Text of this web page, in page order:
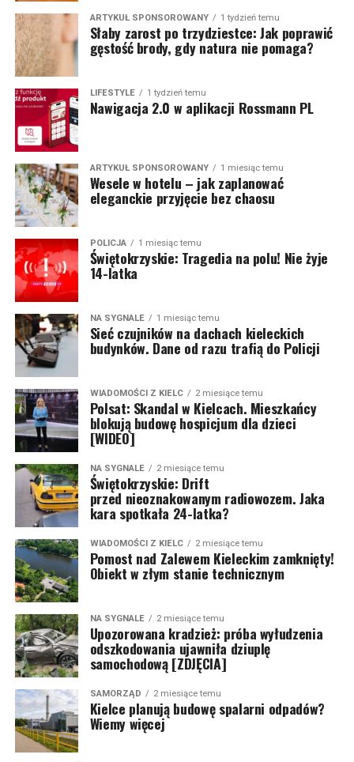
ARTYKUŁ SPONSOROWANY 1 tydzień temu
Słaby zarost po trzydziestce: Jak poprawić
gęstość brody, gdy natura nie pomaga?
LIFESTYLE 1 tydzień temu
Nawigacja 2.0 w aplikacji Rossmann PL
ARTYKUŁ SPONSOROWANY 1 miesiąc temu
Wesele w hotelu – jak zaplanować
eleganckie przyjęcie bez chaosu
POLICJA 1 miesiąc temu
Świętokrzyskie: Tragedia na polu! Nie żyje
14-latka
NA SYGNALE 1 miesiąc temu
Sieć czujników na dachach kieleckich
budynków. Dane od razu trafią do Policji
WIADOMOŚCI Z KIELC 2 miesiące temu
Polsat: Skandal w Kielcach. Mieszkańcy
blokują budowę hospicjum dla dzieci
[WIDEO]
NA SYGNALE 2 miesiące temu
Świętokrzyskie: Drift
przed nieoznakowanym radiowozem. Jaka
kara spotkała 24-latka?
WIADOMOŚCI Z KIELC 2 miesiące temu
Pomost nad Zalewem Kieleckim zamknięty!
Obiekt w złym stanie technicznym
NA SYGNALE 2 miesiące temu
Upozorowana kradzież: próba wyłudzenia
odszkodowania ujawniła dziuplę
samochodową [ZDJĘCIA]
SAMORZĄD 2 miesiące temu
Kielce planują budowę spalarni odpadów?
Wiemy więcej